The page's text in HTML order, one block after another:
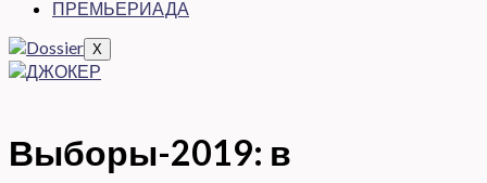
ПРЕМЬЕРИАДА
X
Выборы-2019: в